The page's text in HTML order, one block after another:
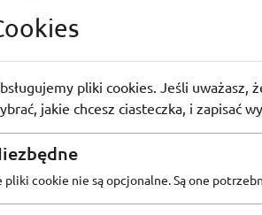
T-mobile
Black Week w T-mobile z
pliki cookies. Jeśli
jakie chcesz ciasteczka, i zapisać
pliki cookie nie są opcjonalne. Są one